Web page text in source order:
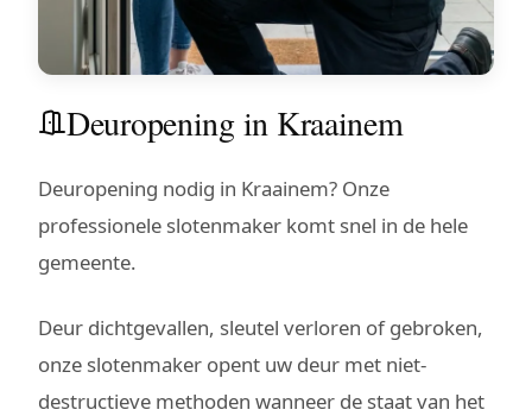
Deuropening in Kraainem
Deuropening nodig in Kraainem? Onze
professionele slotenmaker komt snel in de hele
gemeente.
Deur dichtgevallen, sleutel verloren of gebroken,
onze slotenmaker opent uw deur met niet-
destructieve methoden wanneer de staat van het